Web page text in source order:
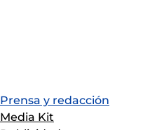
Prensa y redacción
Media Kit